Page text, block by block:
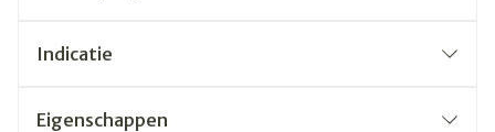
Indicatie
Eigenschappen